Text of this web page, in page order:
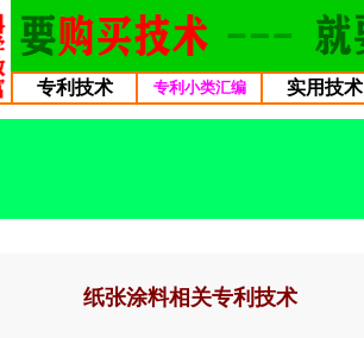
专利技术 专利小类汇编 实用技术
纸张涂料相关专利技术